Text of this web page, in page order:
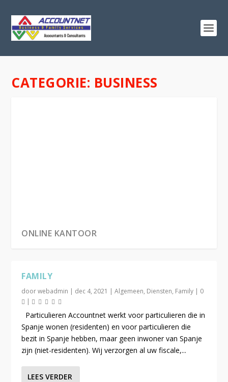
CATEGORIE: BUSINESS
ONLINE KANTOOR
FAMILY
doorwebadmin | dec 4, 2021 |Algemeen, Diensten, Family | 0
|
Particulieren Accountnet werkt voor particulieren die in
Spanje wonen (residenten) en voor particulieren die
bezit in Spanje hebben, maar geen inwoner van Spanje
zijn (niet-residenten). Wij verzorgen al uw fiscale,...
LEES VERDER